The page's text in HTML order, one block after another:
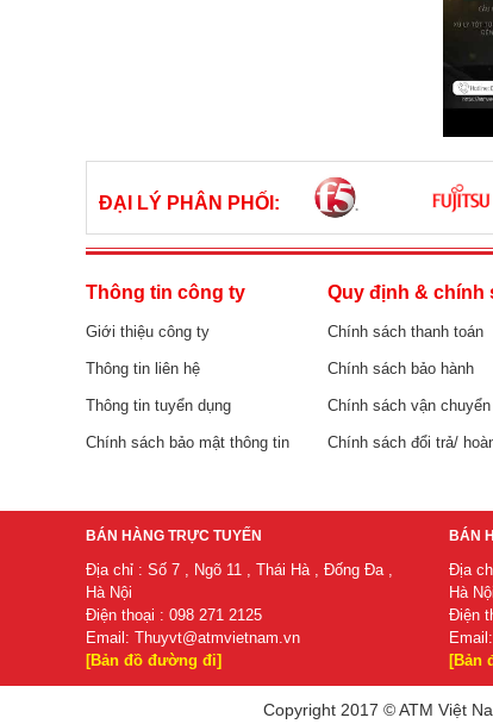
ĐẠI LÝ PHÂN PHỐI:
Thông tin công ty
Giới thiệu công ty
Thông tin liên hệ
Thông tin tuyển dụng
Chính sách bảo mật thông tin
Quy định & chính
Chính sách thanh toán
Chính sách bảo hành
Chính sách vận chuyển
Chính sách đổi trả/
BÁN HÀNG TRỰC TUYẾN
Địa chỉ : Số 7 , Ngõ 11 , Thái Hà , Đống Đa ,
Hà Nội
Điện thoại : 098 271 2125
Email: Thuyvt@atmvietnam.vn
[Bản đồ đường đi]
BÁN
Địa
Hà Nội
Điện
Email:
[Bản
Copyright 2017 © ATM Việt